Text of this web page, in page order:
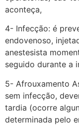
aconteça,
4- Infecção: é
endovenoso,
anestesista
seguido durante a
5- Afrouxamento
sem infecção,
tardia (ocorre
determinada pelo